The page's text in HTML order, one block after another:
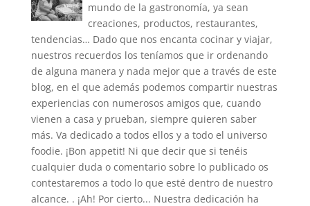
mundo de la gastronomía, ya sean
creaciones, productos, restaurantes,
tendencias… Dado que nos encanta cocinar y viajar,
nuestros recuerdos los teníamos que ir ordenando
de alguna manera y nada mejor que a través de este
blog, en el que además podemos compartir nuestras
experiencias con numerosos amigos que, cuando
vienen a casa y prueban, siempre quieren saber
más. Va dedicado a todos ellos y a todo el universo
foodie. ¡Bon appetit! Ni que decir que si tenéis
cualquier duda o comentario sobre lo publicado os
contestaremos a todo lo que esté dentro de nuestro
alcance. . ¡Ah! Por cierto... Nuestra dedicación ha